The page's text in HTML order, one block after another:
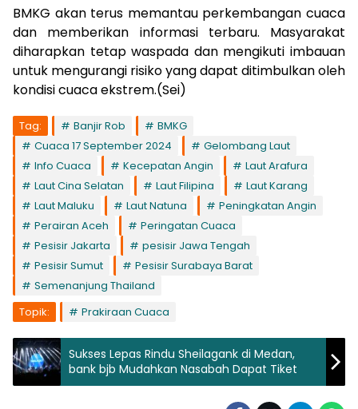
BMKG akan terus memantau perkembangan cuaca
dan memberikan informasi terbaru. Masyarakat
diharapkan tetap waspada dan mengikuti imbauan
untuk mengurangi risiko yang dapat ditimbulkan oleh
kondisi cuaca ekstrem.(Sei)
Tag: Banjir Rob
BMKG
Cuaca 17 September 2024
Gelombang Laut
Info Cuaca
Kecepatan Angin
Laut Arafura
Laut Cina Selatan
Laut Filipina
Laut Karang
Laut Maluku
Laut Natuna
Peningkatan Angin
Perairan Aceh
Peringatan Cuaca
Pesisir Jakarta
pesisir Jawa Tengah
Pesisir Sumut
Pesisir Surabaya Barat
Semenanjung Thailand
Topik:
Prakiraan Cuaca
Sukses Lepas Rindu Sheilagank di Medan,
bank bjb Mudahkan Nasabah Dapat Tiket